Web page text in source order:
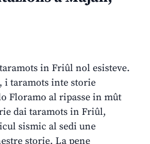
in Friûl nol esisteve.
i taramots inte storie
Floramo al ripasse in mût
dai taramots in Friûl,
sismic al sedi une
storie. La pene